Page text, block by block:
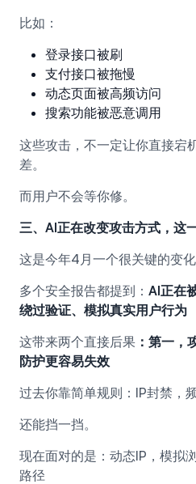
比如：
登录接口被刷
支付接口被拖慢
动态页面被高频访问
搜索功能被恶意调用
这些攻击，不一定让你直接宕
差。
而用户不会等你修。
三、AI正在改变攻击方式，这
这是今年4月一个很关键的变化
多个安全报告都提到： AI正在
绕过验证、模拟真实用户行为
这带来两个直接后果 ：第一，
防护更容易失效
过去你靠简单规则：IP封禁，
还能挡一挡。
现在面对的是：动态IP，模拟
路径